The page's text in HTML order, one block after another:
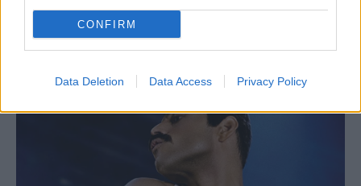
CONFIRM
Data Deletion Data Access Privacy Policy